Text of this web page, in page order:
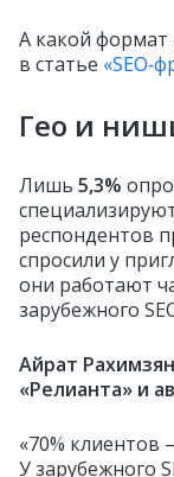
А какой формат
в статье
Гео и
Лишь 5,3%
респондентов
спросили у
они работают
зарубежного
Айрат
«Релианта» и
«70% клиентов
У зарубежного